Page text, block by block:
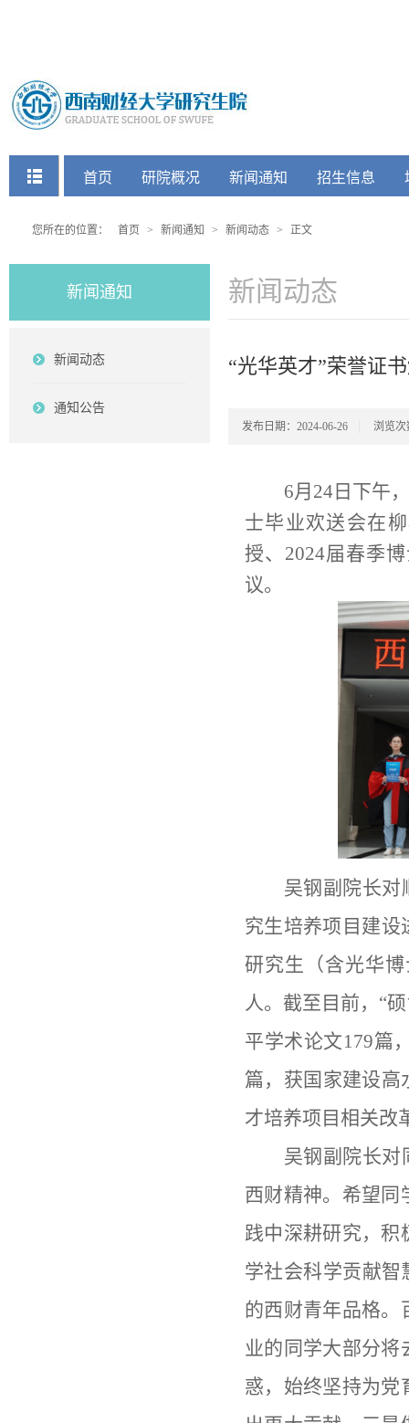
快捷菜单
首页 研院概况 新闻通知 招生信息
您所在的位置： 首页 > 新闻通知 > 新闻动态 > 正文
新闻通知
新闻动态
通知公告
新闻动态
“光华英才”荣誉证
发布日期：2024-06-26 浏览次
6月24日下午
士毕业欢送会在
授、2024届春季
议。
吴钢副院长对
究生培养项目建设
研究生（含光华
人。截至目前，“
平学术论文179篇
篇，获国家建设高
才培养项目相关改
吴钢副院长对
西财精神。希望同
践中深耕研究，积
学社会科学贡献智
的西财青年品格。
业的同学大部分
惑，始终坚持为党